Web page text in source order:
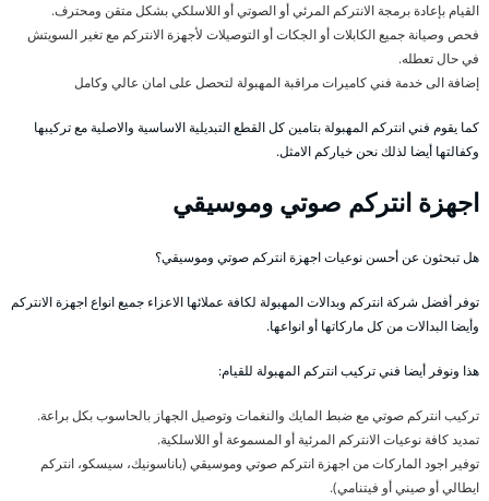
القيام بإعادة برمجة الانتركم المرئي أو الصوتي أو اللاسلكي بشكل متقن ومحترف.
فحص وصيانة جميع الكابلات أو الجكات أو التوصيلات لأجهزة الانتركم مع تغير السويتش
في حال تعطله.
إضافة الى خدمة فني كاميرات مراقبة المهبولة لتحصل على امان عالي وكامل
كما يقوم فني انتركم المهبولة بتامين كل القطع التبديلية الاساسية والاصلية مع تركيبها
وكفالتها أيضا لذلك نحن خياركم الامثل.
اجهزة انتركم صوتي وموسيقي
هل تبحثون عن أحسن نوعيات اجهزة انتركم صوتي وموسيقي؟
توفر أفضل شركة انتركم وبدالات المهبولة لكافة عملائها الاعزاء جميع انواع اجهزة الانتركم
وأيضا البدالات من كل ماركاتها أو انواعها.
هذا ونوفر أيضا فني تركيب انتركم المهبولة للقيام:
تركيب انتركم صوتي مع ضبط المايك والنغمات وتوصيل الجهاز بالحاسوب بكل براعة.
تمديد كافة نوعيات الانتركم المرئية أو المسموعة أو اللاسلكية.
توفير اجود الماركات من اجهزة انتركم صوتي وموسيقي (باناسونيك، سيسكو، انتركم
ايطالي أو صيني أو فيتنامي).